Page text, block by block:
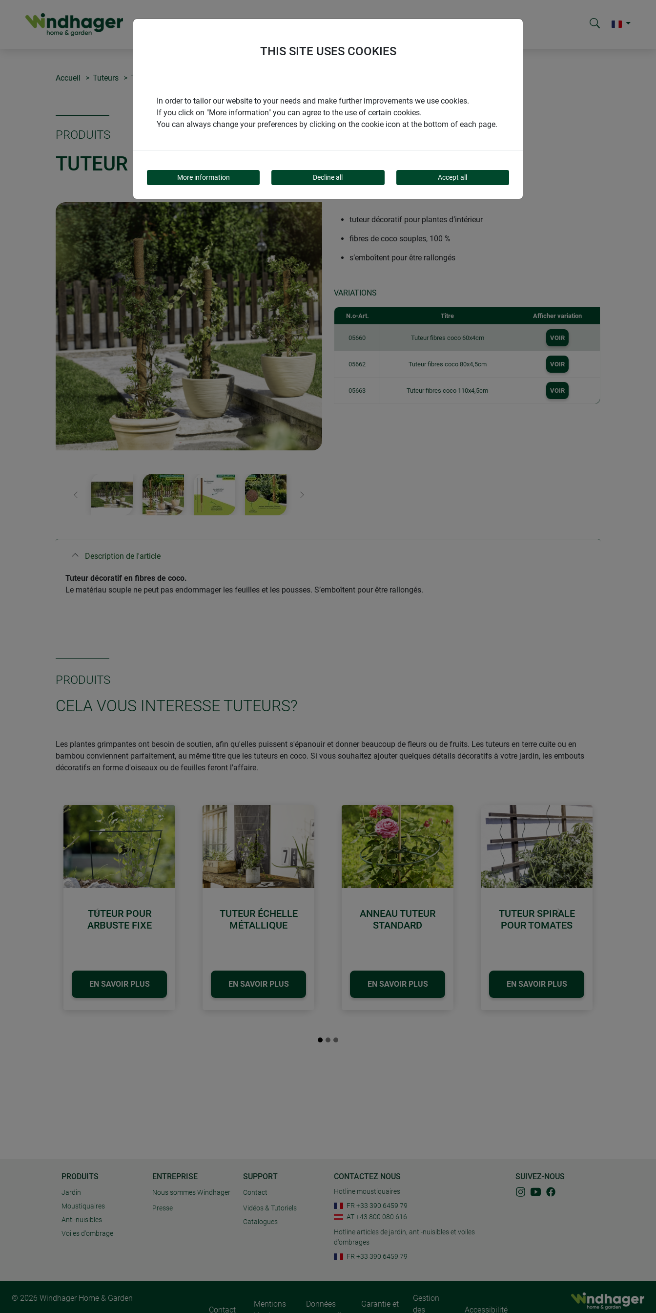
Accueil Tuteurs Tuteur en fibres de coco
PRODUITS
TUTEUR EN FIBRES DE COCO
retour Continuer
tuteur décoratif pour plantes d’intérieur
fibres de coco souples, 100 %
s’emboîtent pour être rallongés
VARIATIONS
N.o-Art. Titre Afficher variation
05660 Tuteur fibres coco 60x4cm VOIR
05662 Tuteur fibres coco 80x4,5cm VOIR
05663 Tuteur fibres coco 110x4,5cm VOIR
Description de l'article
​Tuteur décoratif en fibres de coco.
Le matériau souple ne peut pas endommager les feuilles et les pousses. S’emboîtent pour être rallongés.
PRODUITS
CELA VOUS INTERESSE TUTEURS?
Les plantes grimpantes ont besoin de soutien, afin qu'elles puissent s'épanouir et donner beaucoup de fleurs ou de fruits. Les tuteurs en terre cuite ou en
bambou conviennent parfaitement, au même titre que les tuteurs en coco. Si vous souhaitez ajouter quelques détails décoratifs à votre jardin, les embouts
décoratifs en forme d'oiseaux ou de feuilles feront l'affaire.
TUTEUR POUR
ARBUSTE FIXE
EN SAVOIR PLUS
TUTEUR ÉCHELLE
MÉTALLIQUE
EN SAVOIR PLUS
ANNEAU TUTEUR
STANDARD
EN SAVOIR PLUS
TUTEUR SPIRALE
POUR TOMATES
EN SAVOIR PLUS
retour Continuer
PRODUITS
Jardin
Moustiquaires
Anti-nuisibles
Voiles d'ombrage
ENTREPRISE
Nous sommes Windhager
Presse
SUPPORT
Contact
Vidéos & Tutoriels
Catalogues
CONTACTEZ NOUS
Hotline moustiquaires
FR +33 390 6459 79
AT +43 800 080 616
Hotline articles de jardin, anti-nuisibles et voiles
d'ombrages
FR +33 390 6459 79
SUIVEZ-NOUS
© 2026 Windhager Home & Garden
Contact
Mentions
Données
Garantie et
Gestion
des
Accessibilité
THIS SITE USES COOKIES
In order to tailor our website to your needs and make further improvements we use cookies.
If you click on "More information" you can agree to the use of certain cookies.
You can always change your preferences by clicking on the cookie icon at the bottom of each page.
More information Decline all Accept all